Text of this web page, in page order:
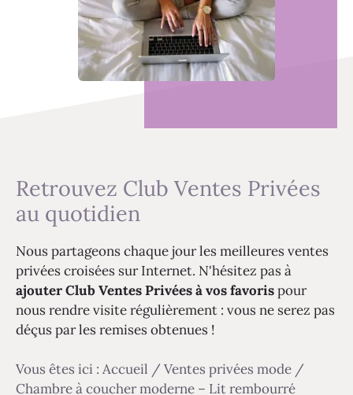
Retrouvez Club Ventes Privées
au quotidien
Nous partageons chaque jour les meilleures ventes
privées croisées sur Internet. N'hésitez pas à
ajouter Club Ventes Privées à vos favorispour
nous rendre visite régulièrement : vous ne serez pas
déçus par les remises obtenues !
Vous êtes ici : Accueil / Ventes privées mode /
Chambre à coucher moderne – Lit rembourré